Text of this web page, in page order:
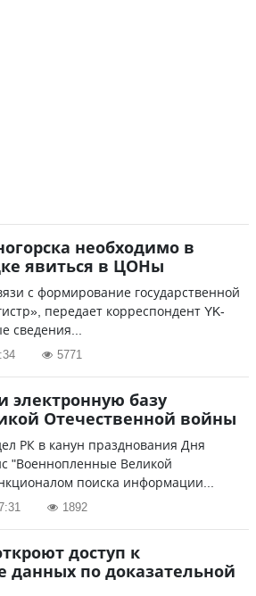
необходимо в
явиться в ЦОНы
с формирование государственной
передает корреспондент YK-
сведения...
5771
электронную базу
Отечественной войны
РК в канун празднования Дня
"Военнопленные Великой
поиска информации...
1892
доступ к
данных по доказательной